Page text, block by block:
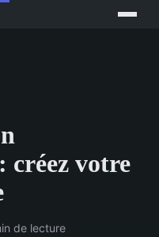
créez votre
de lecture